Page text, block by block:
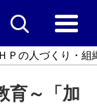
Ｐの人づくり・組
育～「加